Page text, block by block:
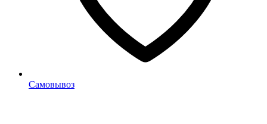
Самовывоз